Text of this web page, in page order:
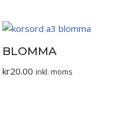
BLOMMA
kr20.00 inkl. moms